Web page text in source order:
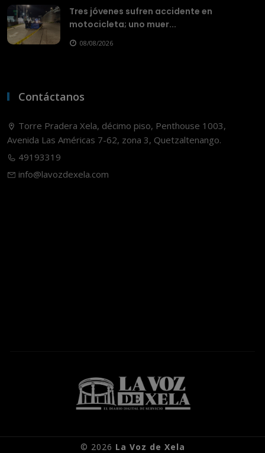
Tres jóvenes sufren accidente en
motocicleta; uno muer...
08/08/2026
Contáctanos
Torre Pradera Xela, décimo piso, Penthouse 1003,
Avenida Las Américas 7-62, zona 3, Quetzaltenango.
49193319
info@lavozdexela.com
© 2026 La Voz de Xela